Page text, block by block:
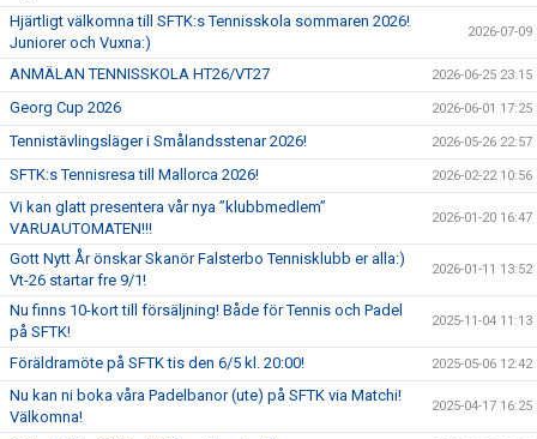
Hjärtligt välkomna till SFTK:s Tennisskola sommaren 2026!
Juniorer och Vuxna:)
2026-07-09
ANMÄLAN TENNISSKOLA HT26/VT27 2026-06-25 23:15
Georg Cup 2026 2026-06-01 17:25
Tennistävlingsläger i Smålandsstenar 2026! 2026-05-26 22:57
SFTK:s Tennisresa till Mallorca 2026! 2026-02-22 10:56
Vi kan glatt presentera vår nya ”klubbmedlem”
VARUAUTOMATEN!!!
2026-01-20 16:47
Gott Nytt År önskar Skanör Falsterbo Tennisklubb er alla:)
Vt-26 startar fre 9/1!
2026-01-11 13:52
Nu finns 10-kort till försäljning! Både för Tennis och Padel
på SFTK!
2025-11-04 11:13
Föräldramöte på SFTK tis den 6/5 kl. 20:00! 2025-05-06 12:42
Nu kan ni boka våra Padelbanor (ute) på SFTK via Matchi!
Välkomna!
2025-04-17 16:25